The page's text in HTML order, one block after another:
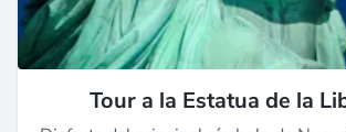
Tour a la Estatua de la